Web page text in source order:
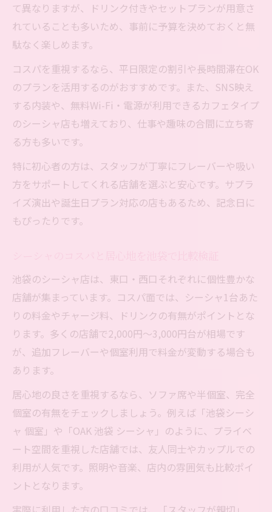
て異なりますが、ドリンク付きやセットプランが用意さ
れていることも多いため、事前に予算を決めておくと無
駄なく楽しめます。
コスパを重視するなら、平日限定の割引や長時間滞在OK
のプランを活用するのがおすすめです。また、SNS映え
する内装や、無料Wi-Fi・電源が利用できるカフェタイプ
のシーシャ店も増えており、仕事や趣味の合間に立ち寄
る方も多いです。
特に初心者の方は、スタッフが丁寧にフレーバーや吸い
方をサポートしてくれる店舗を選ぶと安心です。サプラ
イズ演出や誕生日プラン対応の店もあるため、記念日に
もぴったりです。
池袋のシーシャ店は、東口・西口それぞれに個性豊かな
店舗が集まっています。コスパ面では、シーシャ1台あた
りの料金やチャージ料、ドリンクの有無がポイントとな
ります。多くの店舗で2,000円～3,000円台が相場です
が、追加フレーバーや個室利用で料金が変動する場合も
あります。
居心地の良さを重視するなら、ソファ席や半個室、完全
個室の有無をチェックしましょう。例えば「池袋シーシ
ャ 個室」や「OAK 池袋 シーシャ」のように、プライベ
ート空間を重視した店舗では、友人同士やカップルでの
利用が人気です。照明や音楽、店内の雰囲気も比較ポイ
ントとなります。